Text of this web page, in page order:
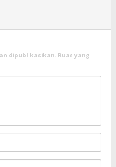
dipublikasikan. Ruas yang